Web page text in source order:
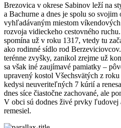
Brezovica v okrese Sabinov leží na
a Bachurne a dnes je spolu so
vyhľadávaným miestom
rozvoja vidieckeho cestovného
spomína už v roku 1317, vtedy tu
ako rodinné sídlo rod
terénne zvyšky, zanikol zrejme už
sa však iné zaujímavé pamiatky –
upravený kostol Všechsvätých z
kedysi neuveriteľných 7 kúrií a
dnes síce čiastočne zachované, ale
V obci sú dodnes živé prvky ľudovej
remesiel.